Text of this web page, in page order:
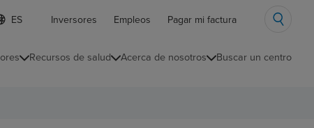
Inversores Empleos Pagar mi factura
Recursos de salud Acerca de nosotros Buscar un centro